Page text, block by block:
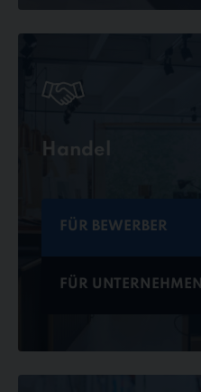
Handel
FÜR BEWERBER
FÜR UNTERNEHMEN